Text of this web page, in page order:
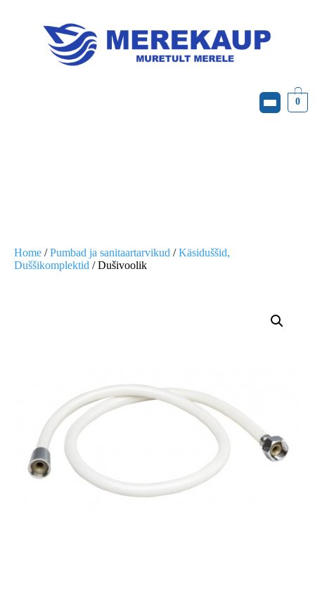
0
Home /Pumbad ja sanitaartarvikud /Käsiduššid,
Duššikomplektid / Dušivoolik